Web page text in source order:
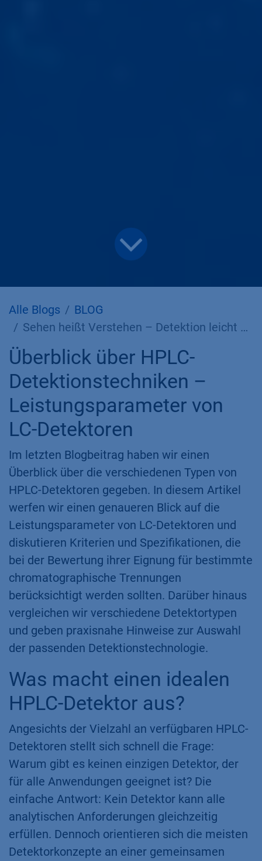
Alle Blogs
BLOG
Sehen heißt Verstehen – Detektion leicht gemacht Teil 2: Detektoreigenschaften
Überblick über HPLC-
Detektionstechniken –
Leistungsparameter von
LC-Detektoren
Im letzten Blogbeitrag haben wir einen
Überblick über die verschiedenen Typen von
HPLC-Detektoren gegeben. In diesem Artikel
werfen wir einen genaueren Blick auf die
Leistungsparameter von LC-Detektoren und
diskutieren Kriterien und Spezifikationen, die
bei der Bewertung ihrer Eignung für bestimmte
chromatographische Trennungen
berücksichtigt werden sollten. Darüber hinaus
vergleichen wir verschiedene Detektortypen
und geben praxisnahe Hinweise zur Auswahl
der passenden Detektionstechnologie​.
Was macht einen idealen
HPLC-Detektor aus?
Angesichts der Vielzahl an verfügbaren HPLC-
Detektoren stellt sich schnell die Frage:
Warum gibt es keinen einzigen Detektor, der
für alle Anwendungen geeignet ist? Die
einfache Antwort: Kein Detektor kann alle
analytischen Anforderungen gleichzeitig
erfüllen. Dennoch orientieren sich die meisten
Detektorkonzepte an einer gemeinsamen